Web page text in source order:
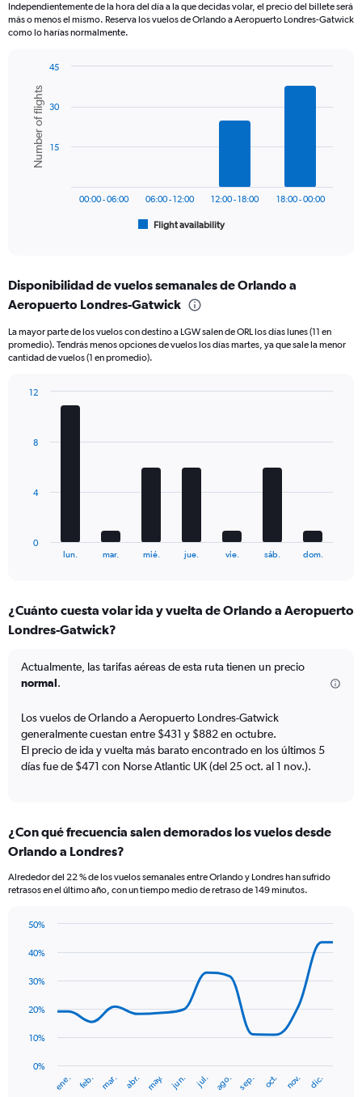
The
chart
axis
displaying
values.
Range:
Independientemente de la hora del día a la que decidas volar, el precio del billete será
más o menos el mismo. Reserva los vuelos de Orlando a Aeropuerto Londres-Gatwick
como lo harías normalmente.
chart
with
bars.
The
Range:
6
The
chart
Number
Range:
Chart
graphic.
Number of flights
Flight availability
00:00 - 06:00 06:00 - 12:00 12:00 - 18:00 18:00 - 00:00
15
30
45
Disponibilidad de vuelos semanales de Orlando a
Aeropuerto Londres-Gatwick
La mayor parte de los vuelos con destino a LGW salen de ORL los días lunes (11 en
promedio). Tendrás menos opciones de vuelos los días martes, ya que sale la menor
cantidad de vuelos (1 en promedio).
The
Range:
7
The
chart
has
Y
axis
displaying
values.
12.
lun. mar. mié. jue. vie. sáb. dom.
0
4
8
12
¿Cuánto cuesta volar ida y vuelta de Orlando a Aeropuerto
Londres-Gatwick?
Actualmente, las tarifas aéreas de esta ruta tienen un precio
normal.
Los vuelos de Orlando a Aeropuerto Londres-Gatwick
generalmente cuestan entre $431 y $882 en octubre.
El precio de ida y vuelta más barato encontrado en los últimos 5
días fue de $471 con Norse Atlantic UK (del 25 oct. al 1 nov.).
¿Con qué frecuencia salen demorados los vuelos desde
Orlando a Londres?
Alrededor del 22 % de los vuelos semanales entre Orlando y Londres han sufrido
retrasos en el último año, con un tiempo medio de retraso de 149 minutos.
chart
14
points.
The
has
graphic.
ene. feb. mar. abr. may. jun. jul. ago. sep. oct. nov. dic.
0%
10%
20%
30%
40%
50%